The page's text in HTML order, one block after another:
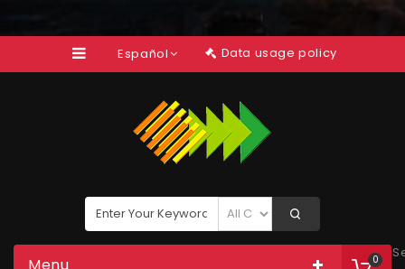
Español Data usage policy
0